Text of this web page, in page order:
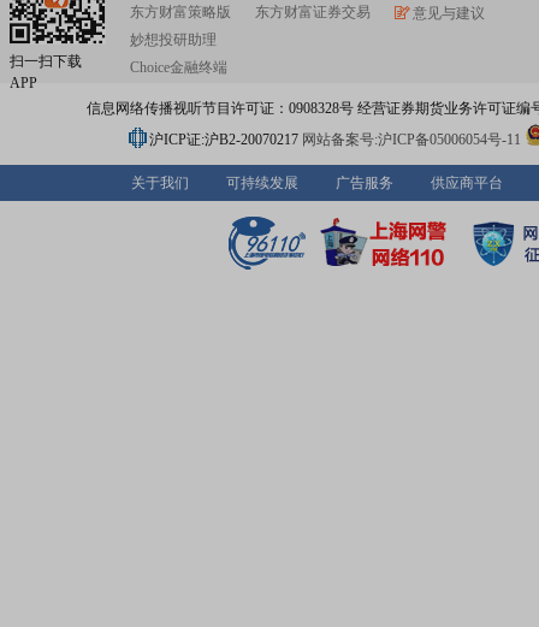
扫一扫下载
APP
东方财富策略版
妙想投研助理
Choice金融终端
东方财富证券交易
意见与建议
信息网络传播视听节目许可证：0908328号 经营证券期货业务许可证编
沪ICP证:沪B2-20070217 网站备案号:沪ICP备05006054号-11
关于我们 可持续发展 广告服务 供应商平台